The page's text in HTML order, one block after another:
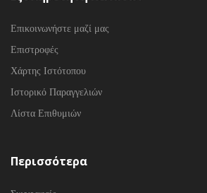
Επικοινωνήστε μαζί μας
Επιστροφές
Χάρτης Ιστότοπου
Ιστορικό Παραγγελιών
Λίστα Επιθυμιών
Περισσότερα